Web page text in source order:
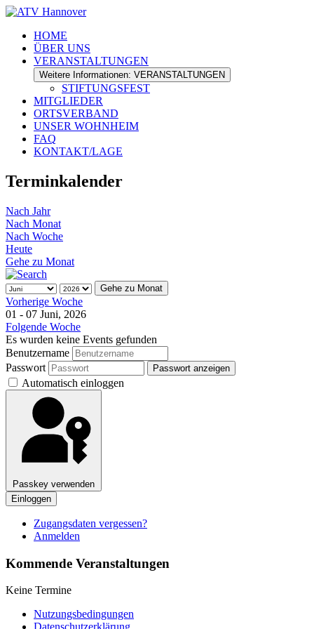
HOME
ÜBER UNS
VERANSTALTUNGEN
Weitere Informationen: VERANSTALTUNGEN
STIFTUNGSFEST
MITGLIEDER
ORTSVERBAND
UNSER WOHNHEIM
FAQ
KONTAKT/LAGE
Terminkalender
Nach Jahr
Nach Monat
Nach Woche
Heute
Gehe zu Monat
Gehe zu Monat
Vorherige Woche
01 - 07 Juni, 2026
Folgende Woche
Es wurden keine Events gefunden
Benutzername
Passwort
Passwort anzeigen
Automatisch einloggen
Passkey verwenden
Einloggen
Zugangsdaten vergessen?
Anmelden
Kommende Veranstaltungen
Keine Termine
Nutzungsbedingungen